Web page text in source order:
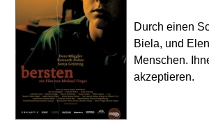
Durch einen
Biela, und
Menschen.
akzeptieren.